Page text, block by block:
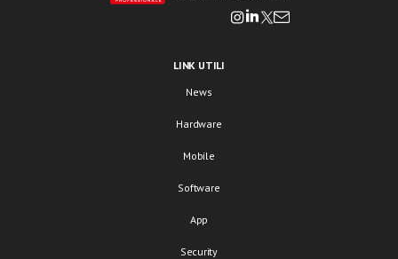
LINK UTILI
News
Hardware
Mobile
Software
App
Security